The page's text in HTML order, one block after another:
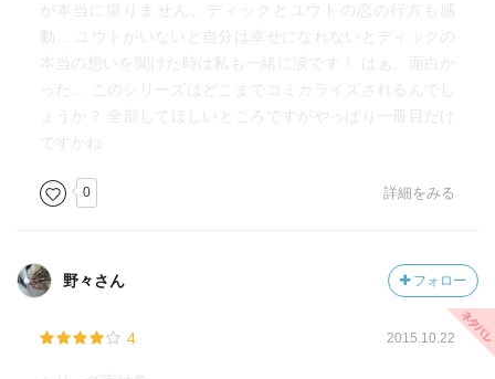
が本当に堪りません。ディックとユウトの恋の行方も感
動… ユウトがいないと自分は幸せになれないとディックの
本当の想いを聞けた時は私も一緒に涙です！ はぁ、面白か
った… このシリーズはどこまでコミカライズされるんでし
ょうか？ 全部してほしいところですがやっぱり一冊目だけ
ですかね
0 詳細をみる
野々さん フォロー
4 2015.10.22